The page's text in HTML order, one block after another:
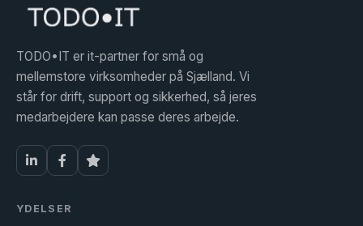
TODO•IT er it-partner for små og
mellemstore virksomheder på Sjælland. Vi
står for drift, support og sikkerhed, så jeres
medarbejdere kan passe deres arbejde.
YDELSER